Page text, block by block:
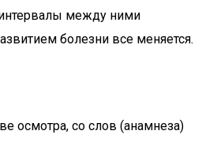
между ними
болезни все меняется.
осмотра, со слов (анамнеза)